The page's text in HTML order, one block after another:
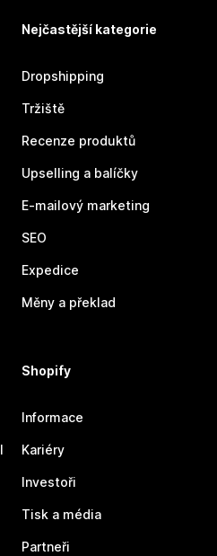
Nejčastější kategorie
Dropshipping
Tržiště
Recenze produktů
Upselling a balíčky
E-mailový marketing
SEO
Expedice
Měny a překlad
Shopify
Informace
Kariéry
Investoři
Tisk a média
Partneři